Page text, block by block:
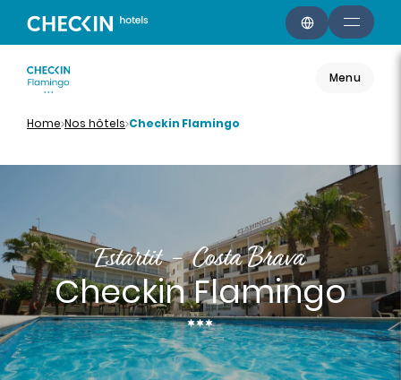
Menu
Home Nos hôtels Checkin Flamingo
Estartit - Costa Brava
Checkin Flamingo